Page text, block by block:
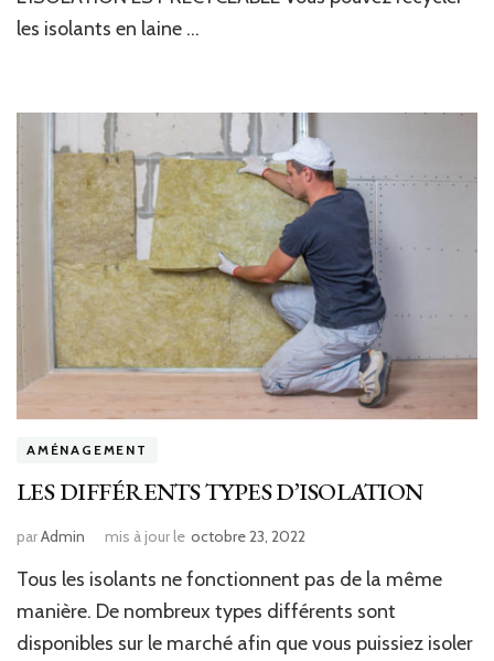
les isolants en laine …
AMÉNAGEMENT
LES DIFFÉRENTS TYPES D’ISOLATION
parAdmin mis à jour le octobre 23, 2022
Tous les isolants ne fonctionnent pas de la même
manière. De nombreux types différents sont
disponibles sur le marché afin que vous puissiez isoler